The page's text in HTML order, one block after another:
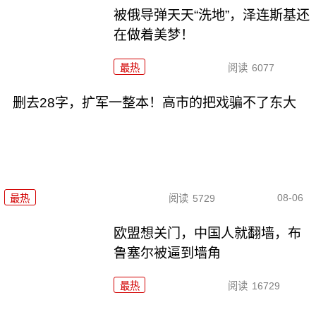
被俄导弹天天“洗地”，泽连斯基还
在做着美梦！
最热 阅读 6077
删去28字，扩军一整本！高市的把戏骗不了东大
最热 阅读 5729 08-06
欧盟想关门，中国人就翻墙，布
鲁塞尔被逼到墙角
最热 阅读 16729